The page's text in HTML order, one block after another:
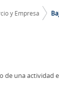
y Empresa
de una